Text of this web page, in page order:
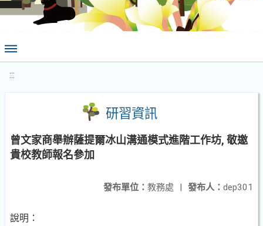
:::
研習資訊
曾文家商舉辦薩提爾冰山溝通模式進階工作坊, 敬邀
貴校教師報名參加
發布人： dep301
發布單位： 教務處 |
說明：